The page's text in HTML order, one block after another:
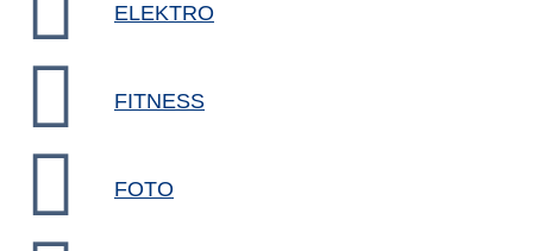
ELEKTRO
FITNESS
FOTO